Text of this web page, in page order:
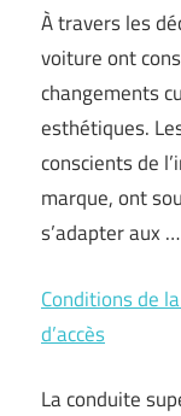
À travers les
voiture ont
changements
esthétiques.
conscients de
marque, ont
s’adapter aux …
Conditions de
d’accès
La conduite